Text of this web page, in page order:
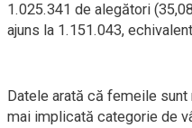
1.025.341 de alegători
ajuns la 1.151.043,
Datele arată că femeile
mai implicată categorie de